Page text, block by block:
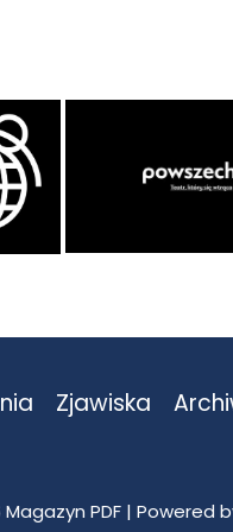
Zjawiska
PDF | Powered